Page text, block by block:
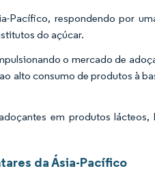
Pacífico, respondendo por
do açúcar.
o mercado de
alto consumo de produtos à
em produtos
da Ásia-Pacífico